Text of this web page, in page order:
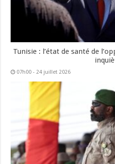
Tunisie : l’état de santé de
07h00 - 24 juillet 2026